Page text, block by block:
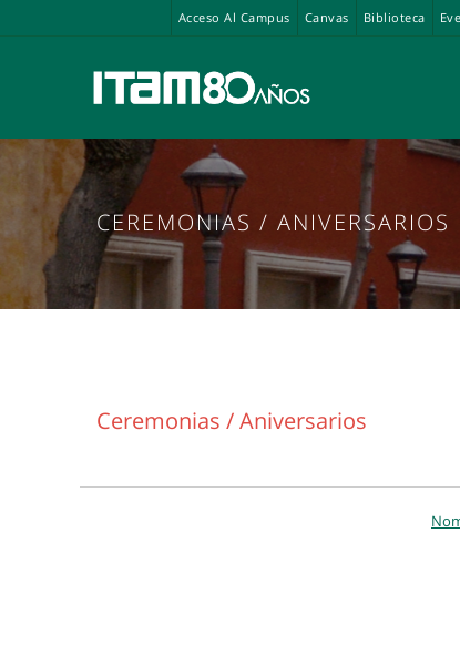
Acceso Al Campus Canvas Biblioteca
CEREMONIAS / ANIVERSARIOS
Ceremonias / Aniversarios